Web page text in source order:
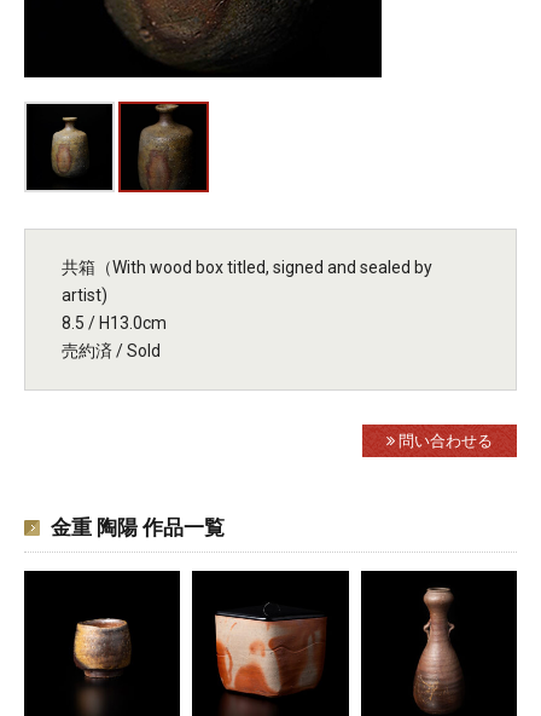
共箱（With wood box titled, signed and sealed by
artist)
8.5 / H13.0cm
売約済 / Sold
問い合わせる
金重 陶陽 作品一覧